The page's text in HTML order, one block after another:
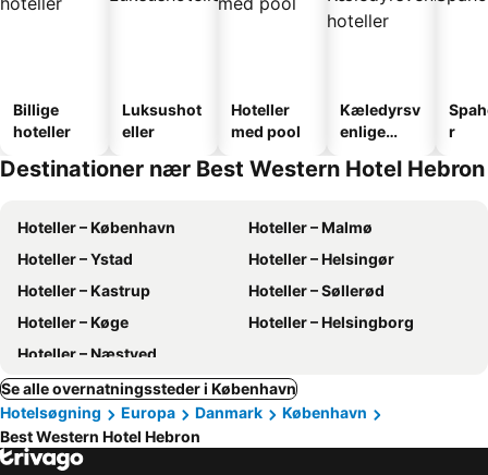
Billige
hoteller
Luksushot
eller
Hoteller
med pool
Kæledyrsv
enlige
r
Destinationer nær Best Western Hotel Hebron
Hoteller – København
Hoteller – Malmø
Hoteller – Ystad
Hoteller – Helsingør
Hoteller – Kastrup
Hoteller – Søllerød
Hoteller – Køge
Hoteller – Helsingborg
Hoteller – Næstved
Se alle overnatningssteder i København
Hotelsøgning
Europa Danmark
København
Best Western Hotel Hebron